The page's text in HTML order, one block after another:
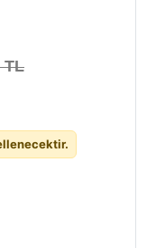
TL